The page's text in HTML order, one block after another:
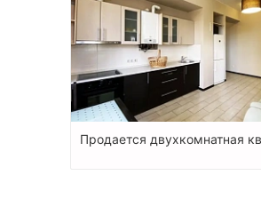
Продается двухкомнатная